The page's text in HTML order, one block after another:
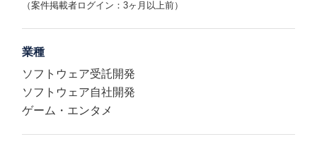
（案件掲載者ログイン：3ヶ月以上前）
業種
ソフトウェア受託開発
ソフトウェア自社開発
ゲーム・エンタメ